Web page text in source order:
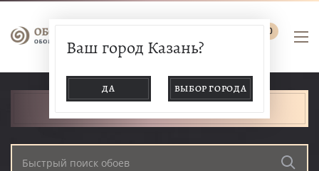
0
Ваш город Казань?
ДА ВЫБОР ГОРОДА